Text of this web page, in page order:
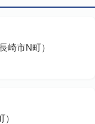
崎市N町）